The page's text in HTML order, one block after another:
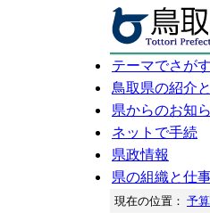
テーマでさがす
鳥取県の紹介
県からのお知
ネットで手続
県政情報
県の組織と仕
現在の位置： 予